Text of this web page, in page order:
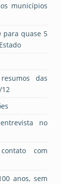
municípios
para quase 5
das
no
com
anos, sem